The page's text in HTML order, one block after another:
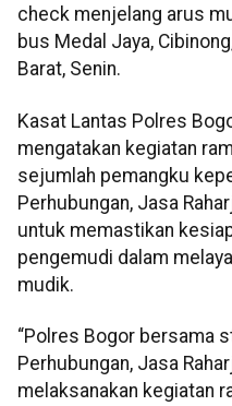
check menjelang arus
bus Medal Jaya,
Barat, Senin.
Kasat Lantas Polres
mengatakan kegiatan
sejumlah pemangku
Perhubungan, Jasa
untuk memastikan
pengemudi dalam
mudik.
“Polres Bogor bersama
Perhubungan, Jasa
melaksanakan kegiatan